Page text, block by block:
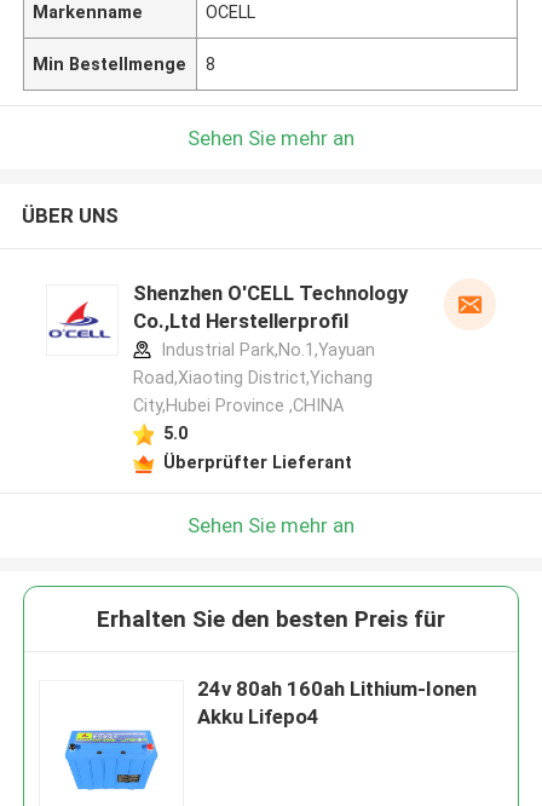
Markenname OCELL
Min Bestellmenge 8
Sehen Sie mehr an
ÜBER UNS
Shenzhen O'CELL Technology
Co.,Ltd Herstellerprofil
Industrial Park,No.1,Yayuan
Road,Xiaoting District,Yichang
City,Hubei Province ,CHINA
5.0
Überprüfter Lieferant
Sehen Sie mehr an
Erhalten Sie den besten Preis für
24v 80ah 160ah Lithium-Ionen
Akku Lifepo4